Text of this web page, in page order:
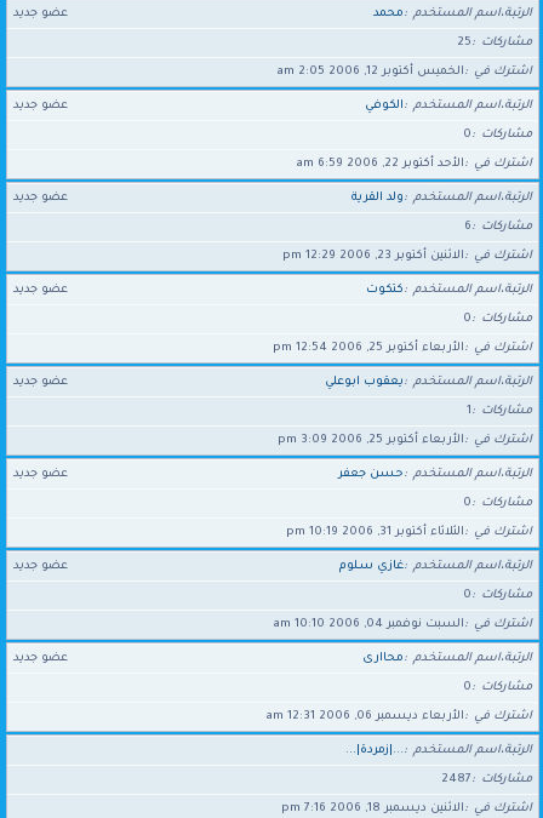
الرتبة،اسم المستخدم عضو جديد محمد
مشاركات 25
اشترك في الخميس أكتوبر 12, 2006 2:05 am
الرتبة،اسم المستخدم عضو جديد الكوفي
مشاركات 0
اشترك في الأحد أكتوبر 22, 2006 6:59 am
الرتبة،اسم المستخدم عضو جديد ولد القرية
مشاركات 6
اشترك في الاثنين أكتوبر 23, 2006 12:29 pm
الرتبة،اسم المستخدم عضو جديد كتكوت
مشاركات 0
اشترك في الأربعاء أكتوبر 25, 2006 12:54 pm
الرتبة،اسم المستخدم عضو جديد يعقوب ابوعلي
مشاركات 1
اشترك في الأربعاء أكتوبر 25, 2006 3:09 pm
الرتبة،اسم المستخدم عضو جديد حسن جعفر
مشاركات 0
اشترك في الثلاثاء أكتوبر 31, 2006 10:19 pm
الرتبة،اسم المستخدم عضو جديد غازي سـلوم
مشاركات 0
اشترك في السبت نوفمبر 04, 2006 10:10 am
الرتبة،اسم المستخدم عضو جديد محاارى
مشاركات 0
اشترك في الأربعاء ديسمبر 06, 2006 12:31 am
الرتبة،اسم المستخدم ...|زمردة|...
مشاركات 2487
اشترك في الاثنين ديسمبر 18, 2006 7:16 pm